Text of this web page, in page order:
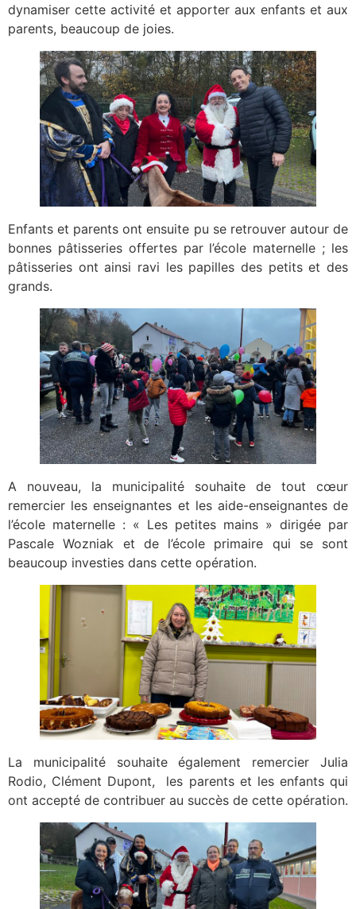
dynamiser cette activité et apporter aux enfants et aux
parents, beaucoup de joies.
Enfants et parents ont ensuite pu se retrouver autour de
bonnes pâtisseries offertes par l’école maternelle ; les
pâtisseries ont ainsi ravi les papilles des petits et des
grands.
A nouveau, la municipalité souhaite de tout cœur
remercier les enseignantes et les aide-enseignantes de
l’école maternelle : « Les petites mains » dirigée par
Pascale Wozniak et de l’école primaire qui se sont
beaucoup investies dans cette opération.
La municipalité souhaite également remercier Julia
Rodio, Clément Dupont, les parents et les enfants qui
ont accepté de contribuer au succès de cette opération.